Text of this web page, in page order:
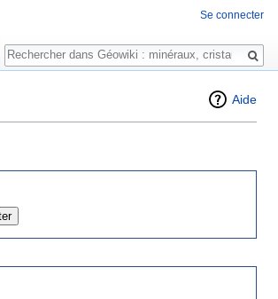
Aide
Se connecter
Rechercher